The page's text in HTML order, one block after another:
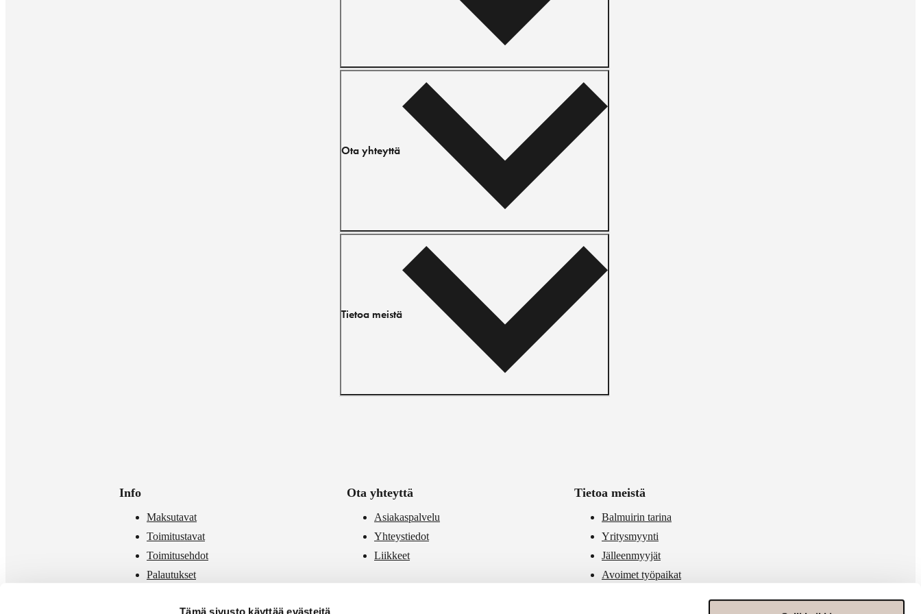
Tämä sivusto käyttää evästeitä
Ota yhteyttä
Tietoa meistä
Info
Maksutavat
Toimitustavat
Toimitusehdot
Palautukset
Ota yhteyttä
Asiakaspalvelu
Yhteystiedot
Liikkeet
Tietoa meistä
Balmuirin tarina
Yritysmyynti
Jälleenmyyjät
Avoimet työpaikat